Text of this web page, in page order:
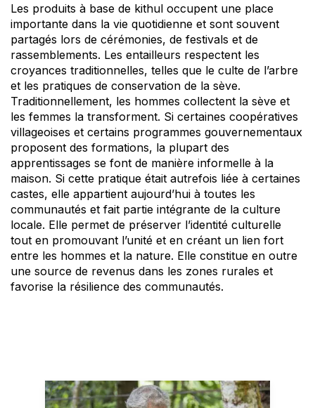
Les produits à base de kithul occupent une place
importante dans la vie quotidienne et sont souvent
partagés lors de cérémonies, de festivals et de
rassemblements. Les entailleurs respectent les
croyances traditionnelles, telles que le culte de l’arbre
et les pratiques de conservation de la sève.
Traditionnellement, les hommes collectent la sève et
les femmes la transforment. Si certaines coopératives
villageoises et certains programmes gouvernementaux
proposent des formations, la plupart des
apprentissages se font de manière informelle à la
maison. Si cette pratique était autrefois liée à certaines
castes, elle appartient aujourd’hui à toutes les
communautés et fait partie intégrante de la culture
locale. Elle permet de préserver l’identité culturelle
tout en promouvant l’unité et en créant un lien fort
entre les hommes et la nature. Elle constitue en outre
une source de revenus dans les zones rurales et
favorise la résilience des communautés.